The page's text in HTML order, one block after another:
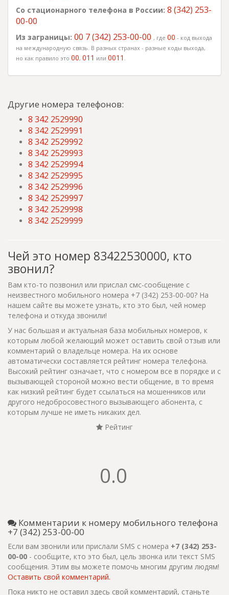
Со стационарного телефона в России: 8 (342) 253-
00-00
Из заграницы: 00 7 (342) 253-00-00 , где 00 - код выхода
на международную связь. В разных странах - разные коды выхода,
но как правило это 00, 011 или 0011 .
Другие номера телефонов:
8 342 2529990
8 342 2529991
8 342 2529992
8 342 2529993
8 342 2529994
8 342 2529995
8 342 2529996
8 342 2529997
8 342 2529998
8 342 2529999
Чей это номер 83422530000, кто
звонил?
Вам кто-то позвонил или прислал смс-сообщение с
неизвестного мобильного номера +7 (342) 253-00-00? На
нашем сайте вы можете узнать, кто это был, чей номер
телефона и откуда звонили!
У нас большая и актуальная база мобильных номеров, к
которым любой желающий может оставить свой отзыв или
комментарий о владельце номера. На их основе
автоматически составляется рейтинг номера телефона.
Высокий рейтинг означает, что с номером все в порядке и с
вызывающей стороной можно вести общение, в то время
как низкий рейтинг будет ссылаться на мошенников или
другого недобросовестного вызывающего абонента, с
которым лучше не иметь никаких дел.
Рейтинг
0.0
Комментарии к номеру мобильного телефона
+7 (342) 253-00-00
Если вам звонили или прислали SMS с номера +7 (342) 253-
00-00 - сообщите, кто это был, цель звонка или текст SMS
сообщения. Этим вы можете помочь многим другим людям!
Оставить свой комментарий.
Пока никто не оставил здесь свой комментарий, станьте